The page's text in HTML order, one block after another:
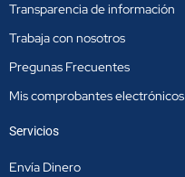
Transparencia de información
Trabaja con nosotros
Pregunas Frecuentes
Mis comprobantes electrónicos
Servicios
Envía Dinero